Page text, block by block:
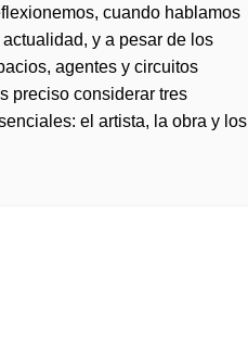
cuando hablamos
y a pesar de los
agentes y circuitos
preciso considerar tres
el artista, la obra y los